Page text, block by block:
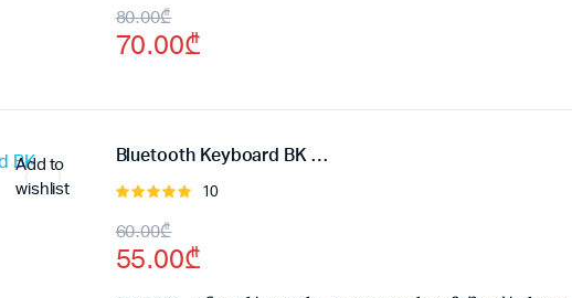
დან
80.00₾
Original
price
70.00₾
Current
price
Add to
wishlist
Bluetooth Keyboard BK 3001
შეფასება
დან
10
60.00₾
Original
price
55.00₾
Current
price